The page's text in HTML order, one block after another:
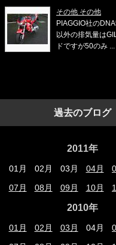
その他 その他
PIAGGIO社の
以外の排気量は
ドですが50のみ ...
過去のブログ
2011年
01月 02月 03月 04月
07月
08月 09月 10月
2010年
01月 02月 03月 04月